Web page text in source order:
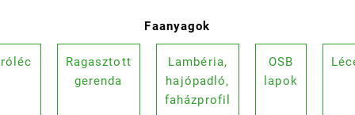
Faanyagok
Ragasztott
gerenda
Lambéria,
hajópadló,
faházprofil
OSB
lapok